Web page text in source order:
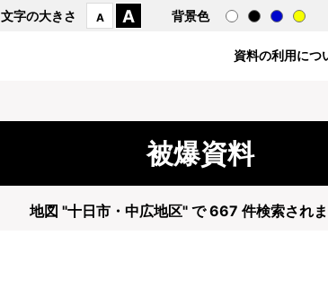
文字の大きさ A A 背景色
資料の利用につ
被爆資料
地図 "十日市・中広地区" で 667 件検索されま